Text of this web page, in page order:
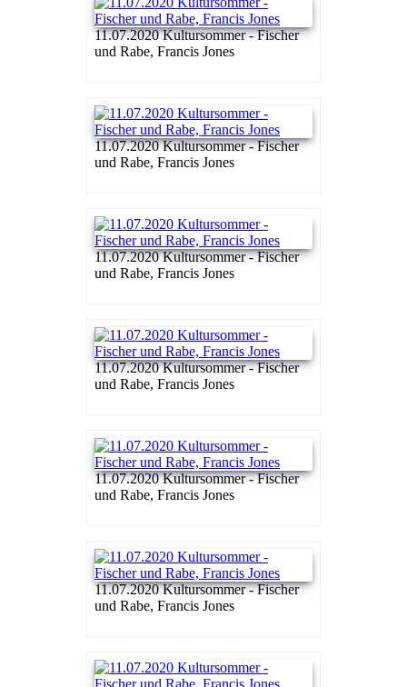
11.07.2020 Kultursommer - Fischer
und Rabe, Francis Jones
11.07.2020 Kultursommer - Fischer
und Rabe, Francis Jones
11.07.2020 Kultursommer - Fischer
und Rabe, Francis Jones
11.07.2020 Kultursommer - Fischer
und Rabe, Francis Jones
11.07.2020 Kultursommer - Fischer
und Rabe, Francis Jones
11.07.2020 Kultursommer - Fischer
und Rabe, Francis Jones